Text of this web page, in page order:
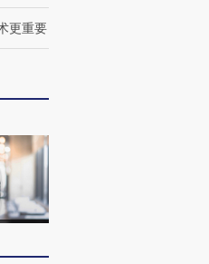
哈尔滨遭遇短时极端强降
米
CFO：不靠规模取胜，华
更重要